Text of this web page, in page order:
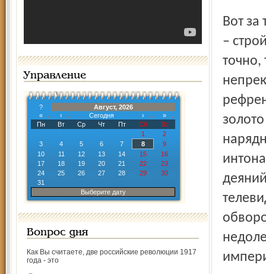
Управление
?
Август, 2026
«
‹ Сегодня ›
»
Пн
Вт Ср Чт Пт Сб
Вс
1
2
3
4 5 6 7 8
9
10
11 12 13 14 15
16
17
18 19 20 21 22
23
24
25 26 27 28 29
30
31
Выберите дату
Вопрос дня
Как Вы считаете, две российские революции 1917
года - это
Вот за
–
точно,